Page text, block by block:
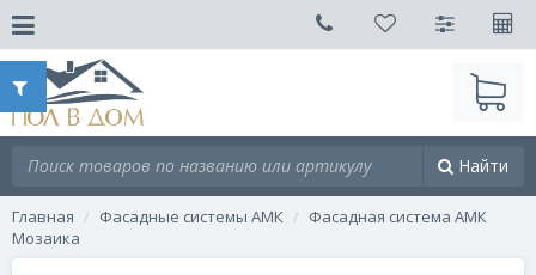
Найти
Главная Фасадные системы АМК
Фасадная система АМК
Мозаика